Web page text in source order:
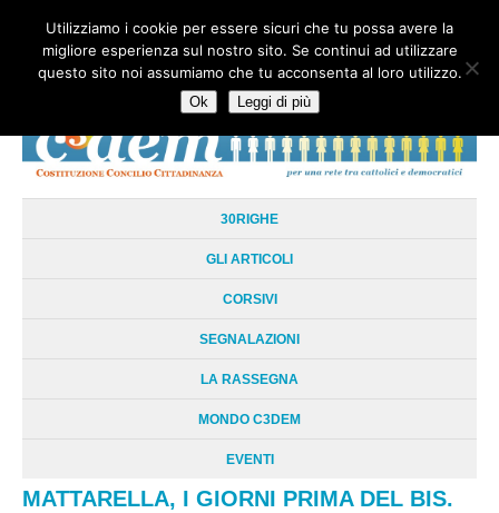
HOME CHI SIAMO LA RETE LE RADICI DOCUMENTAZIONE
AREE TEMATICHE
30RIGHE
GLI ARTICOLI
CORSIVI
SEGNALAZIONI
LA RASSEGNA
MONDO C3DEM
EVENTI
MATTARELLA, I GIORNI PRIMA DEL BIS.
Utilizziamo i cookie per essere sicuri che tu possa avere la
migliore esperienza sul nostro sito. Se continui ad utilizzare
questo sito noi assumiamo che tu acconsenta al loro utilizzo.
Ok Leggi di più